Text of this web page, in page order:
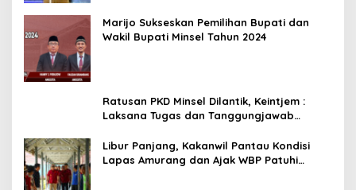
Marijo Sukseskan Pemilihan Bupati dan
Wakil Bupati Minsel Tahun 2024
Ratusan PKD Minsel Dilantik, Keintjem :
Laksana Tugas dan Tanggungjawab
Libur Panjang, Kakanwil Pantau Kondisi
Lapas Amurang dan Ajak WBP Patuhi